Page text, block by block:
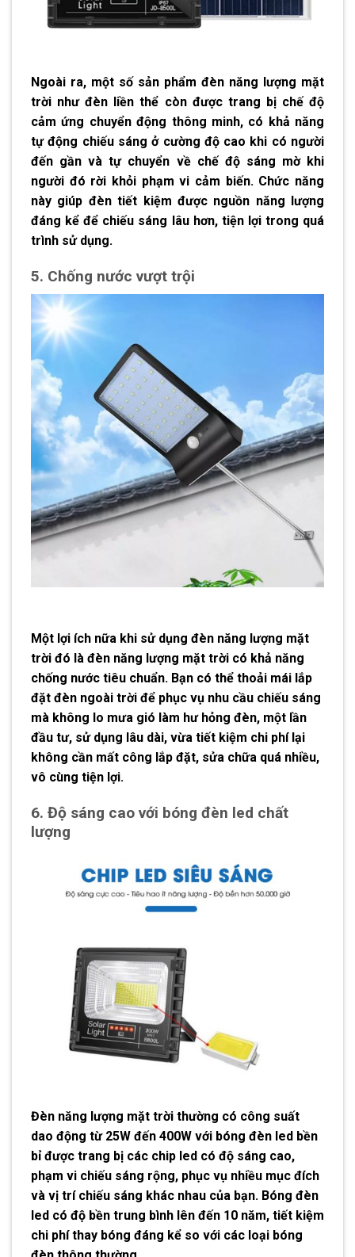
Ngoài ra, một số sản phẩm đèn năng lượng mặt
trời như đèn liền thể còn được trang bị chế độ
cảm ứng chuyển động thông minh, có khả năng
tự động chiếu sáng ở cường độ cao khi có người
đến gần và tự chuyển về chế độ sáng mờ khi
người đó rời khỏi phạm vi cảm biến. Chức năng
này giúp đèn tiết kiệm được nguồn năng lượng
đáng kể để chiếu sáng lâu hơn, tiện lợi trong quá
trình sử dụng.
5. Chống nước vượt trội
Một lợi ích nữa khi sử dụng đèn năng lượng mặt
trời đó là đèn năng lượng mặt trời có khả năng
chống nước tiêu chuẩn. Bạn có thể thoải mái lắp
đặt đèn ngoài trời để phục vụ nhu cầu chiếu sáng
mà không lo mưa gió làm hư hỏng đèn, một lần
đầu tư, sử dụng lâu dài, vừa tiết kiệm chi phí lại
không cần mất công lắp đặt, sửa chữa quá nhiều,
vô cùng tiện lợi.
6. Độ sáng cao với bóng đèn led chất
lượng
Đèn năng lượng mặt trời thường có công suất
dao động từ 25W đến 400W với bóng đèn led bền
bỉ được trang bị các chip led có độ sáng cao,
phạm vi chiếu sáng rộng, phục vụ nhiều mục đích
và vị trí chiếu sáng khác nhau của bạn. Bóng đèn
led có độ bền trung bình lên đến 10 năm, tiết kiệm
chi phí thay bóng đáng kể so với các loại bóng